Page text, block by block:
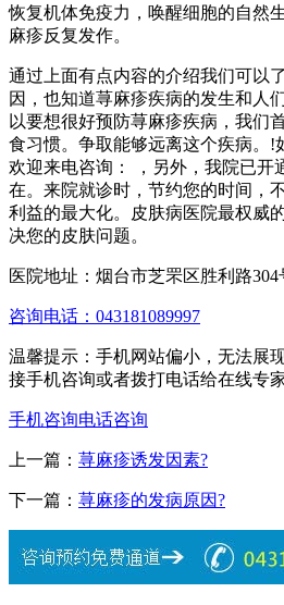
恢复机体免疫力，唤醒细胞的自然
麻疹反复发作。
通过上面有点内容的介绍我们可以
因，也知道荨麻疹疾病的发生和人
以要想很好预防荨麻疹疾病，我们
食习惯。争取能够远离这个疾病。!
欢迎来电咨询： ，另外，我院已开
在。来院就诊时，节约您的时间，
利益的最大化。皮肤病医院最权威
决您的皮肤问题。
医院地址：烟台市芝罘区胜利路304
咨询电话：043181089997
温馨提示：手机网站偏小，无法展
接手机咨询或者拨打电话给在线专
手机咨询电话咨询
上一篇： 荨麻疹诱发因素?
下一篇： 荨麻疹的发病原因?